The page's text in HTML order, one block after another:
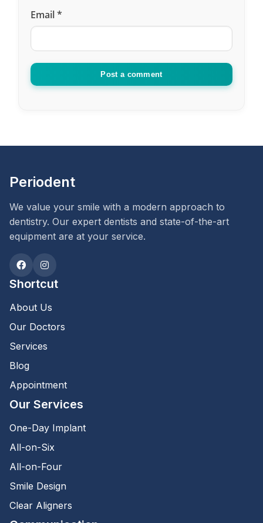
Email*
Post a comment
Periodent
We value your smile with a modern approach to
dentistry. Our expert dentists and state-of-the-art
equipment are at your service.
Shortcut
About Us
Our Doctors
Services
Blog
Appointment
Our Services
One-Day Implant
All-on-Six
All-on-Four
Smile Design
Clear Aligners